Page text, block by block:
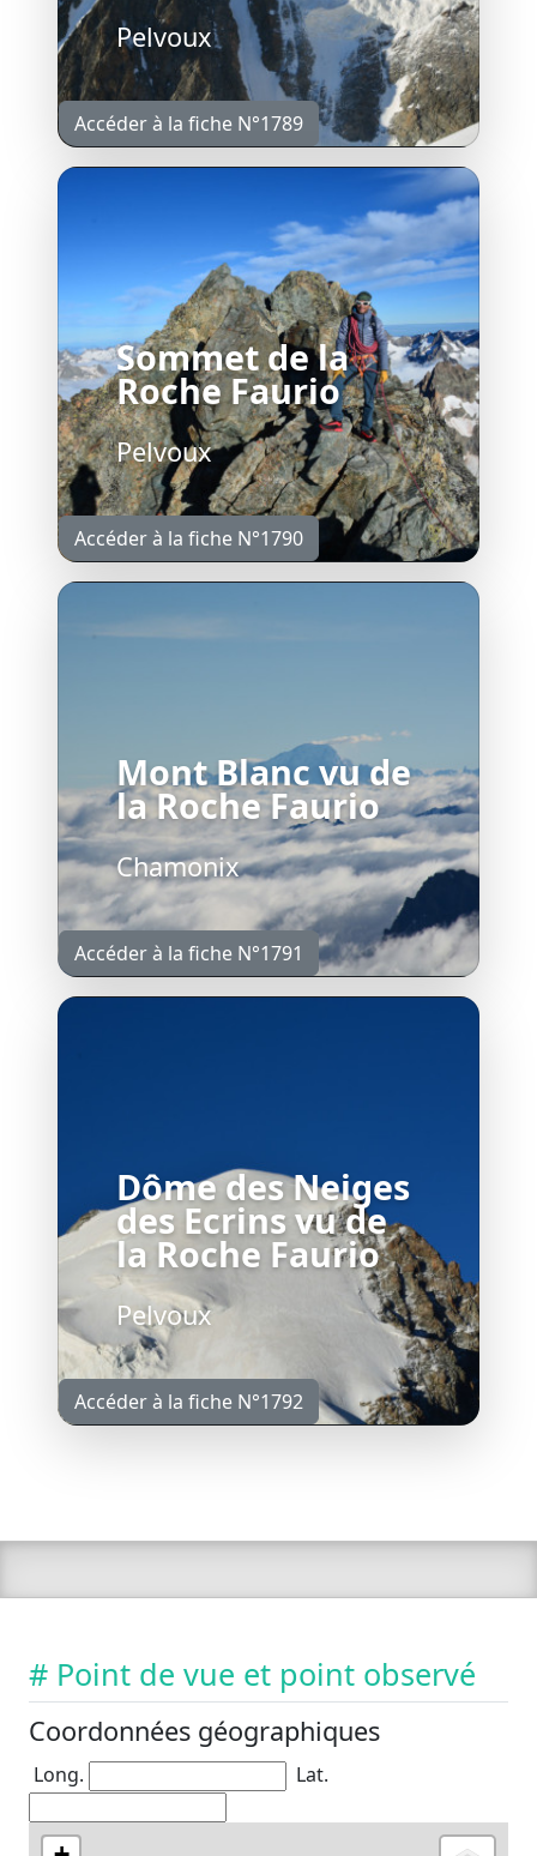
Pelvoux
Accéder à la fiche N°1789
Sommet de la
Roche Faurio
Pelvoux
Accéder à la fiche N°1790
Mont Blanc vu de
la Roche Faurio
Chamonix
Accéder à la fiche N°1791
Dôme des Neiges
des Ecrins vu de
la Roche Faurio
Pelvoux
Accéder à la fiche N°1792
# Point de vue et point observé
Coordonnées géographiques
Long. Lat.